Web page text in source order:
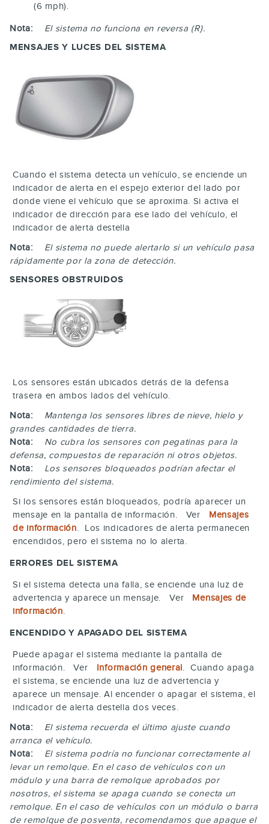
(6 mph).
Nota: El sistema no funciona en reversa (R).
MENSAJES Y LUCES DEL SISTEMA
Cuando el sistema detecta un vehículo, se enciende un
indicador de alerta en el espejo exterior del lado por
donde viene el vehículo que se aproxima. Si activa el
indicador de dirección para ese lado del vehículo, el
indicador de alerta destella
Nota:
El sistema no puede alertarlo si un vehículo pasa
rápidamente por la zona de detección.
SENSORES OBSTRUIDOS
Los sensores están ubicados detrás de la defensa
trasera en ambos lados del vehículo.
Nota:
Mantenga los sensores libres de nieve, hielo y
grandes cantidades de tierra.
Nota:
No cubra los sensores con pegatinas para la
defensa, compuestos de reparación ni otros objetos.
Nota:
Los sensores bloqueados podrían afectar el
rendimiento del sistema.
Si los sensores están bloqueados, podría aparecer un
mensaje en la pantalla de información. Ver Mensajes
de información . Los indicadores de alerta permanecen
encendidos, pero el sistema no lo alerta.
ERRORES DEL SISTEMA
Si el sistema detecta una falla, se enciende una luz de
advertencia y aparece un mensaje. Ver Mensajes de
información
ENCENDIDO Y APAGADO DEL SISTEMA
Puede apagar el sistema mediante la pantalla de
información. Ver Información general . Cuando apaga
el sistema, se enciende una luz de advertencia y
aparece un mensaje. Al encender o apagar el sistema, el
indicador de alerta destella dos veces.
Nota:
El sistema recuerda el último ajuste cuando
arranca el vehículo.
Nota:
El sistema podría no funcionar correctamente al
levar un remolque. En el caso de vehículos con un
módulo y una barra de remolque aprobados por
nosotros, el sistema se apaga cuando se conecta un
remolque. En el caso de vehículos con un módulo o barra
de remolque de posventa, recomendamos que apague el